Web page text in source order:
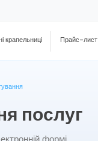
крапельниці Прайс-лист
послуг